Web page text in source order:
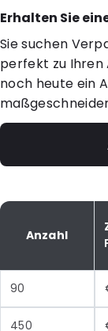
Erhalten Sie
Sie suchen
perfekt zu Ihren
noch heute ein
Anzahl
90
450